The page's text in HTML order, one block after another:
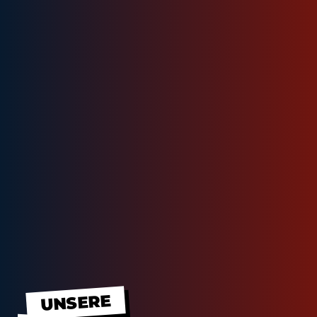
UNSERE